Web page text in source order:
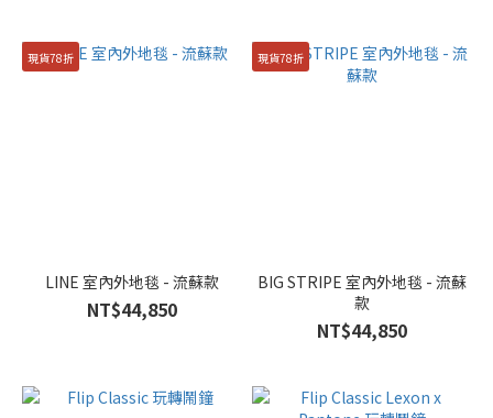
現貨78折
LINE 室內外地毯 - 流蘇款
NT$44,850
現貨78折
BIG STRIPE 室內外地毯 - 流蘇
款
NT$44,850